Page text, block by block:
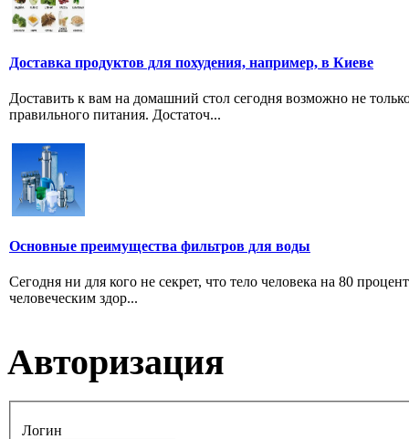
Доставка продуктов для похудения, например, в Киеве
Доставить к вам на домашний стол сегодня возможно не
правильного питания. Достаточ...
Основные преимущества фильтров для воды
Сегодня ни для кого не секрет, что тело человека на 80
человеческим здор...
Авторизация
Логин